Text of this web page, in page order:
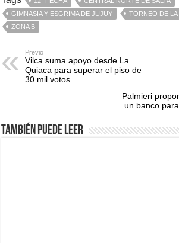
GIMNASIA Y ESGRIMA DE JUJUY
TORNEO DE LA
ZONA B
Previo
Vilca suma apoyo desde La
Quiaca para superar el piso de
30 mil votos
Palmieri
un banco
También puede leer